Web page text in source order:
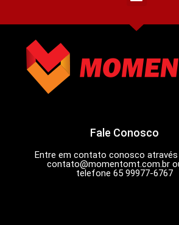
Fale Conosco
Entre em contato conosco através
contato@momentomt.com.br
telefone 65 99977-6767